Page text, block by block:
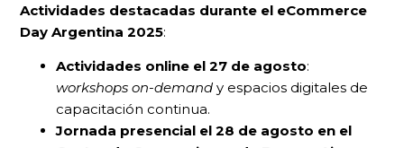
Actividades destacadas durante el eCommerce
Day Argentina 2025:
Actividades online el 27 de agosto:
workshops on-demand y espacios digitales de
capacitación continua.
Jornada presencial el 28 de agosto en el